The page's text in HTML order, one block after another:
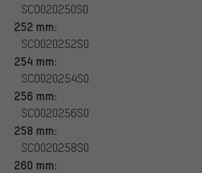
SCO020250S0
252 mm:
SCO020252S0
254 mm:
SCO020254S0
256 mm:
SCO020256S0
258 mm:
SCO020258S0
260 mm: